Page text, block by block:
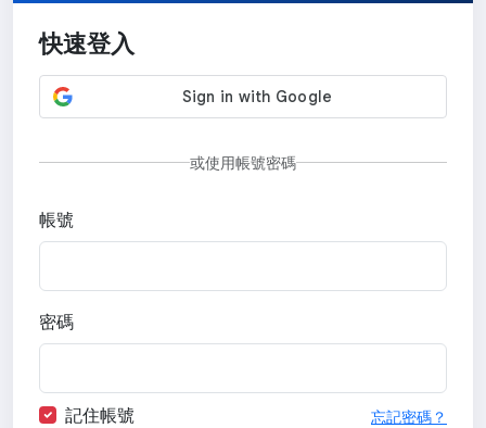
快速登入
或使用帳號密碼
帳號
密碼
記住帳號 忘記密碼？